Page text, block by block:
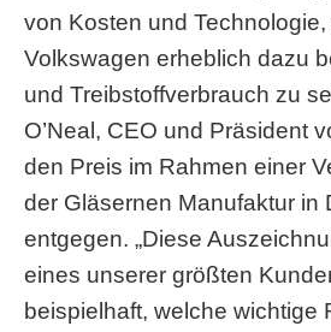
von Kosten und Technologie,
Volkswagen erheblich dazu
und Treibstoffverbrauch zu
O’Neal, CEO und Präsident
den Preis im Rahmen einer
der Gläsernen Manufaktur in
entgegen. „Diese
eines unserer größten
beispielhaft, welche wichtige